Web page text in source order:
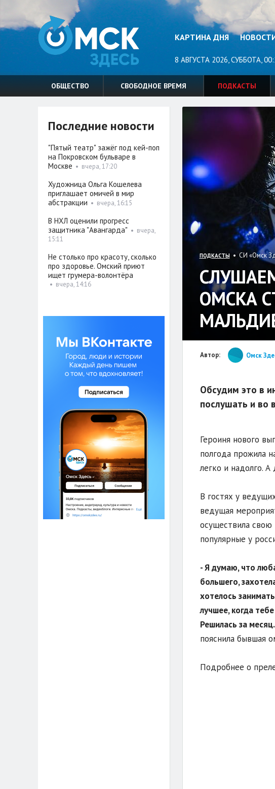
КАРТИНА ДНЯ
8 АВГУСТА 2026, СУББОТА,
ОБЩЕСТВО СВОБОДНОЕ ВРЕМЯ ПОДКАСТЫ
ПОДКАСТЫ• СИ «Омск
ОМСКА
Автор: Омск
Обсудим это в
послушать и во
Героиня нового
полгода прожила
легко и надолго.
В гостях у
ведущая
осуществила свою
популярные у
- Я думаю, что
большего,
хотелось
лучшее, когда
Решилась за
пояснила бывшая
Подробнее о
Последние новости
"Пятый театр" зажёг под кей-поп
на Покровском бульваре в
Москве • вчера, 17:20
Художница Ольга Кошелева
приглашает омичей в мир
абстракции • вчера, 16:15
В НХЛ оценили прогресс
защитника "Авангарда" • вчера,
15:11
Не столько про красоту, сколько
про здоровье. Омский приют
ищет грумера-волонтёра
• вчера, 14:16